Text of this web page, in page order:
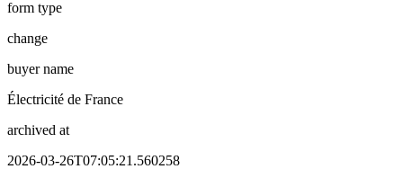
form type
change
buyer name
Électricité de France
archived at
2026-03-26T07:05:21.560258